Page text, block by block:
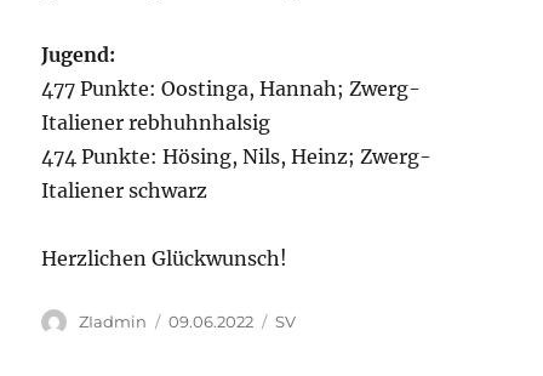
Jugend:
477 Punkte: Oostinga, Hannah; Zwerg-
Italiener rebhuhnhalsig
474 Punkte: Hösing, Nils, Heinz; Zwerg-
Italiener schwarz
Herzlichen Glückwunsch!
Autor
ZIadmin
Veröffentlicht
09.06.2022 Kategorien
SV